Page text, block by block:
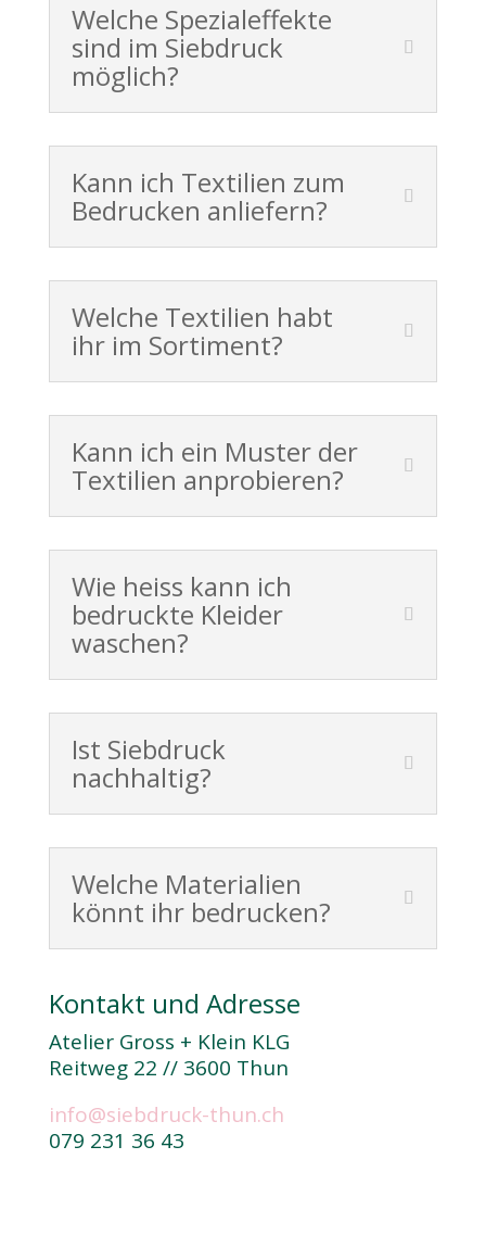
Welche Spezialeffekte
sind im Siebdruck
möglich?
Kann ich Textilien zum
Bedrucken anliefern?
Welche Textilien habt
ihr im Sortiment?
Kann ich ein Muster der
Textilien anprobieren?
Wie heiss kann ich
bedruckte Kleider
waschen?
Ist Siebdruck
nachhaltig?
Welche Materialien
könnt ihr bedrucken?
Kontakt und Adresse
Atelier Gross + Klein KLG
Reitweg 22 // 3600 Thun
info@siebdruck-thun.ch
079 231 36 43